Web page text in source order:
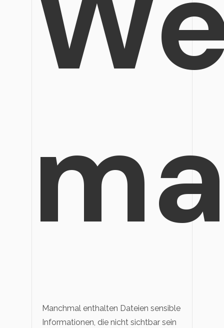
Manchmal enthalten Dateien sensible
Informationen, die nicht sichtbar sein